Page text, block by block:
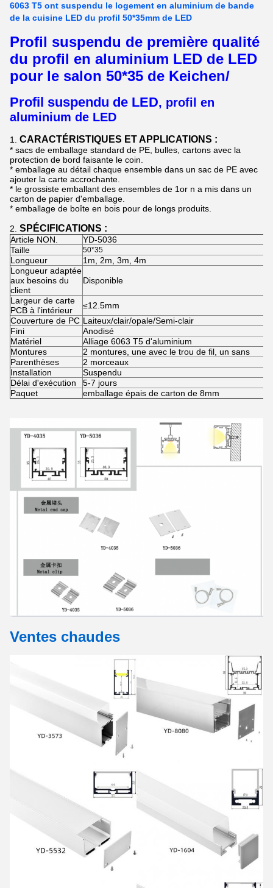
6063 T5 ont suspendu le logement en aluminium de bande
de la cuisine LED du profil 50*35mm de LED
Profil suspendu de première qualité
du profil en aluminium LED de LED
pour le salon 50*35 de Keichen/
Profil suspendu de LED, profil en
aluminium de LED
1. CARACTÉRISTIQUES ET APPLICATIONS :
* sacs de emballage standard de PE, bulles, cartons avec la
protection de bord faisante le coin.
* emballage au détail chaque ensemble dans un sac de PE avec
ajouter la carte accrochante.
* le grossiste emballant des ensembles de 1or n a mis dans un
carton de papier d'emballage.
* emballage de boîte en bois pour de longs produits.
2. SPÉCIFICATIONS :
Article NON.
YD-5036
Taille
50*35
Longueur
1m, 2m, 3m, 4m
Longueur adaptée
aux besoins du
client
Disponible
Largeur de carte
PCB à l'intérieur
≤12.5mm
Couverture de PC Laiteux/clair/opale/Semi-clair
Fini
Anodisé
Matériel
Alliage 6063 T5 d'aluminium
Montures
2 montures, une avec le trou de fil, un sans
Parenthèses
2 morceaux
Installation
Suspendu
Délai d'exécution
5-7 jours
Paquet
emballage épais de carton de 8mm
Ventes chaudes